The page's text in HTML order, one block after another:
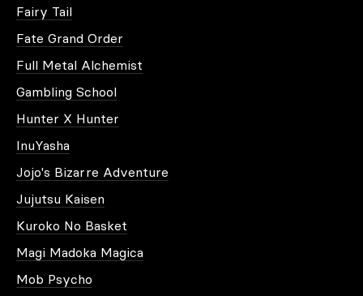
Fairy Tail
Fate Grand Order
Full Metal Alchemist
Gambling School
Hunter X Hunter
InuYasha
Jojo's Bizarre Adventure
Jujutsu Kaisen
Kuroko No Basket
Magi Madoka Magica
Mob Psycho